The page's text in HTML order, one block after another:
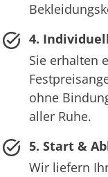
4.
Sie erhalten
ohne
aller Ruhe.
5. Start &
Wir liefern